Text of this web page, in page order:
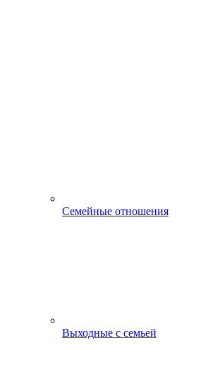
Семейные отношения
Выходные с семьей